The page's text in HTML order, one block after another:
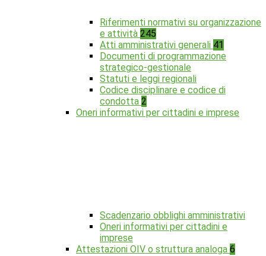
Riferimenti normativi su organizzazione
e attività 245
Atti amministrativi generali 41
Documenti di programmazione
strategico-gestionale
Statuti e leggi regionali
Codice disciplinare e codice di
condotta 2
Oneri informativi per cittadini e imprese
Scadenzario obblighi amministrativi
Oneri informativi per cittadini e
imprese
Attestazioni OIV o struttura analoga 6